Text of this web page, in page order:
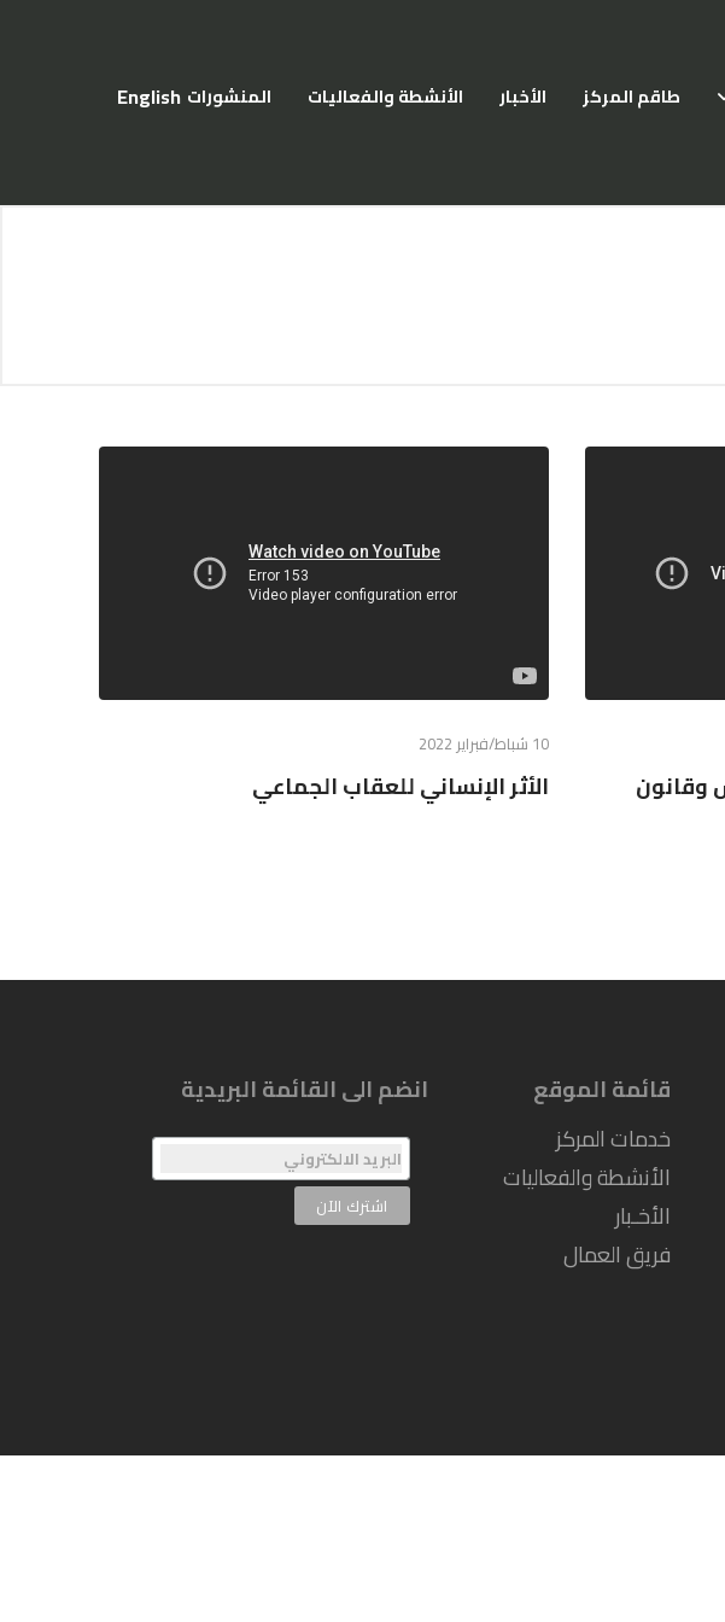
اختر لغتك
English طاقم المركز الأخبار الأنشطة والفعاليات المنشورات
وقانون
10 شباط/فبراير 2022
الأثر الإنساني للعقاب الجماعي
قائمة الموقع
خدمات المركز
الأنشطة والفعاليات
الأخـبار
فريق العمال
انضم الى القائمة البريدية